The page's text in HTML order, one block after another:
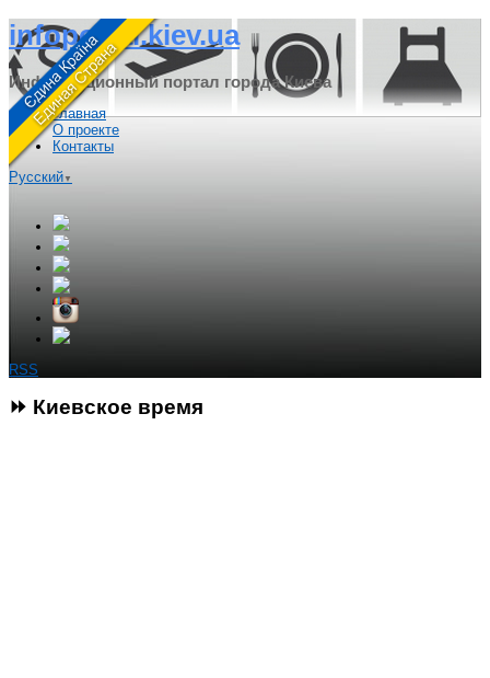
infoportal.kiev.ua
Информационный портал города Киева
Главная
О проекте
Контакты
Русский ▼
RSS
⏩ Киевское время